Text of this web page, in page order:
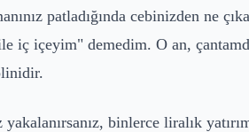
patladığında cebinizden ne
ile iç içeyim" demedim. O an,
binlerce liralık